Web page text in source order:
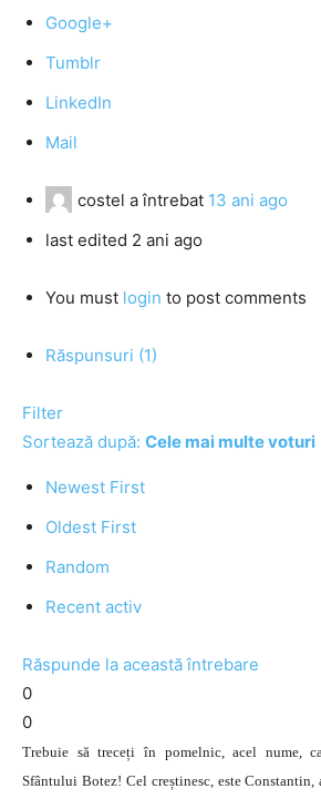
Google+
Tumblr
LinkedIn
Mail
costel a întrebat 13 ani ago
last edited 2 ani ago
You must login to post comments
Răspunsuri (1)
Filter
Sortează după: Cele mai multe voturi
Newest First
Oldest First
Random
Recent activ
Răspunde la această întrebare
0
0
Trebuie să treceți în pomelnic, acel nume,
Sfântului Botez! Cel creștinesc, este